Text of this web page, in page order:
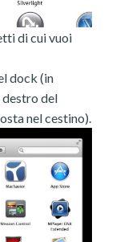
di cui vuoi
dock (in
del
nel cestino).